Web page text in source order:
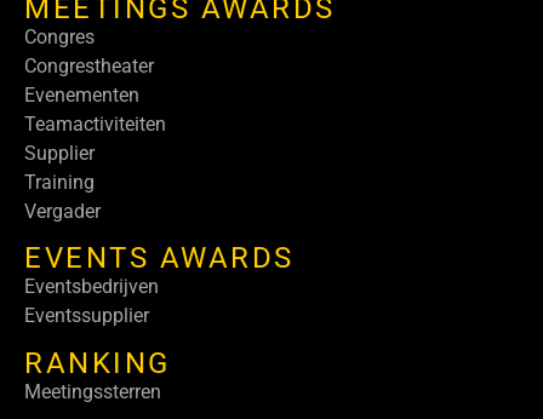
MEETINGS AWARDS
Congres
Congrestheater
Evenementen
Teamactiviteiten
Supplier
Training
Vergader
EVENTS AWARDS
Eventsbedrijven
Eventssupplier
RANKING
Meetingssterren